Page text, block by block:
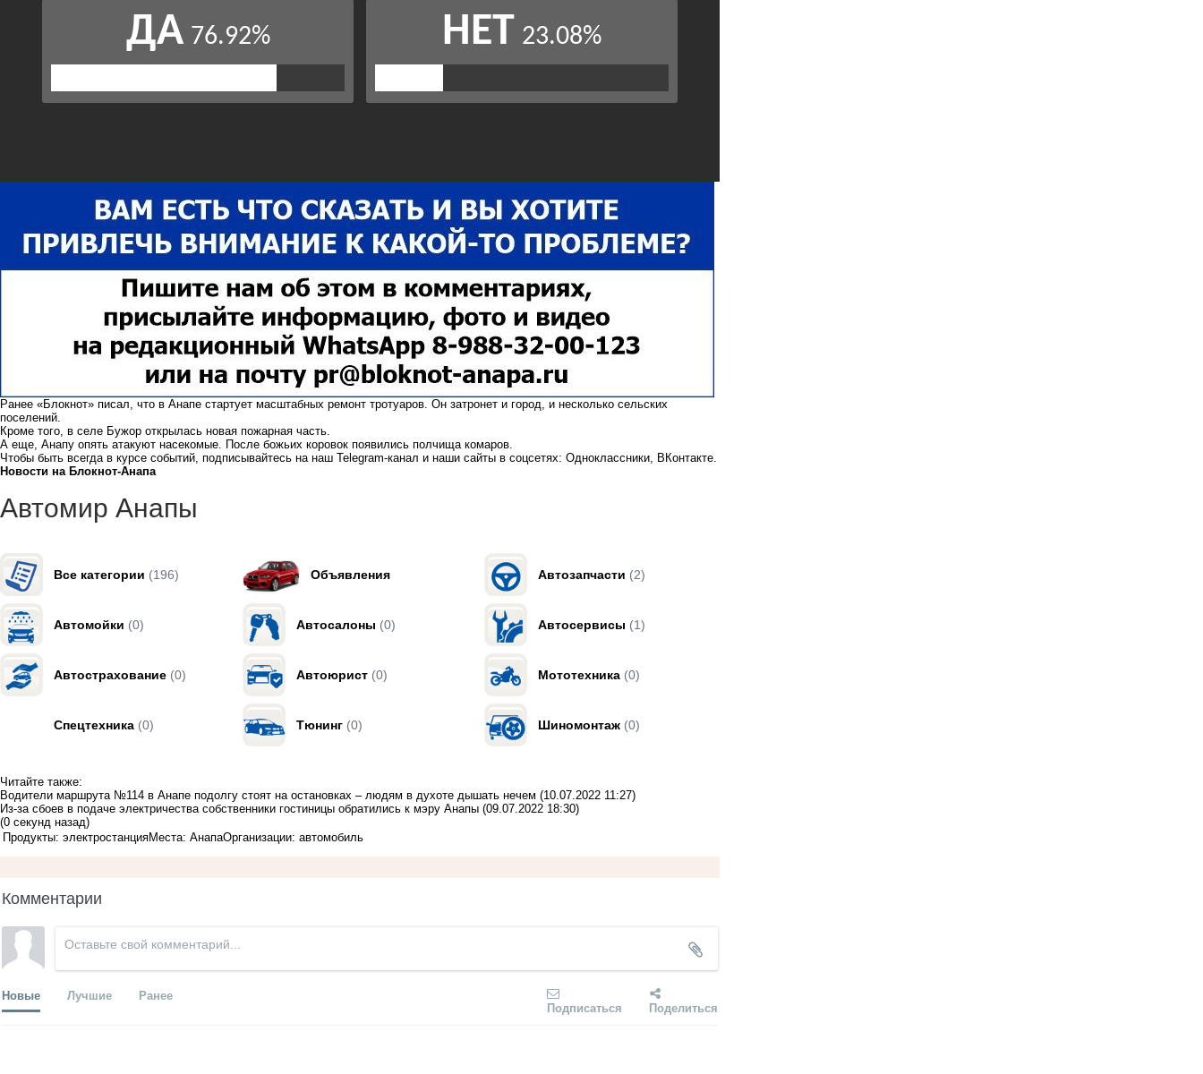
Ранее «Блокнот» писал, что в Анапе стартует масштабных ремонт тротуаров. Он затронет и город, и несколько сельских
поселений.
Кроме того, в селе Бужор открылась новая пожарная часть.
А еще, Анапу опять атакуют насекомые. После божьих коровок появились полчища комаров.
Чтобы быть всегда в курсе событий, подписывайтесь на наш Telegram-канал и наши сайты в соцсетях: Одноклассники, ВКонтакте
Новости на Блoкнoт-Анапа
Автомир Анапы
Все категории (196) Объявления Автозапчасти (2)
Автомойки (0) Автосалоны (0) Автосервисы (1)
Автострахование (0) Автоюрист (0) Мототехника (0)
Спецтехника (0) Тюнинг (0) Шиномонтаж (0)
Читайте также:
Водители маршрута №114 в Анапе подолгу стоят на остановках – людям в духоте дышать нечем (10.07.2022 11:27)
Из-за сбоев в подаче электричества собственники гостиницы обратились к мэру Анапы (09.07.2022 18:30)
(0 секунд назад)
Продукты: электростанцияМеста: АнапаОрганизации: автомобиль
Комментарии
Новые Лучшие Ранее
Подписаться Поделиться